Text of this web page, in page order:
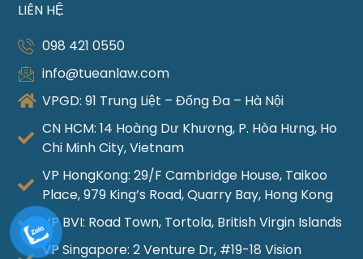
LIÊN HỆ
098 421 0550
info@tueanlaw.com
VPGD: 91 Trung Liệt – Đống Đa – Hà Nội
CN HCM: 14 Hoàng Dư Khương, P. Hòa Hưng, Ho
Chi Minh City, Vietnam
VP HongKong: 29/F Cambridge House, Taikoo
Place, 979 King’s Road, Quarry Bay, Hong Kong
VP BVI: Road Town, Tortola, British Virgin Islands
VP Singapore: 2 Venture Dr, #19-18 Vision